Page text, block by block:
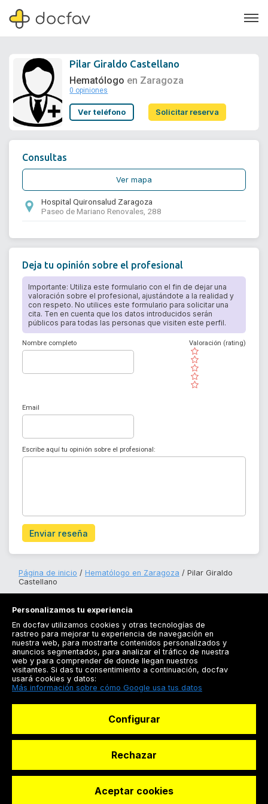
Soporte
Pilar Giraldo Castellano
Hematólogo en Zaragoza
0 opiniones
Ver teléfono Solicitar reserva
Consultas
Ver mapa
Hospital Quironsalud Zaragoza
Paseo de Mariano Renovales, 288
Deja tu opinión sobre el profesional
Importante: Utiliza este formulario con el fin de dejar una
valoración sobre el profesional, ajustándote a la realidad y
con respeto. No utilices este formulario para solicitar una
cita. Ten en cuenta que los datos introducidos serán
públicos para todas las personas que visiten este perfil.
Nombre completo
( )
( )
( )
( )
( )
Valoración (rating)
Email
Escribe aquí tu opinión sobre el profesional:
Enviar reseña
Página de inicio Hematólogo en Zaragoza
Pilar Giraldo
Castellano
Registrarse
Docfav
© Dashboard Technologies S.L
Personalizamos tu experiencia
En docfav utilizamos cookies y otras tecnologías de
rastreo para mejorar tu experiencia de navegación en
nuestra web, para mostrarte contenidos personalizados y
anuncios segmentados, para analizar el tráfico de nuestra
web y para comprender de donde llegan nuestros
visitantes. Si das tu consentimiento a continuación, docfav
usará cookies y datos:
Más información sobre cómo Google usa tus datos
Configurar
Rechazar
Aceptar cookies